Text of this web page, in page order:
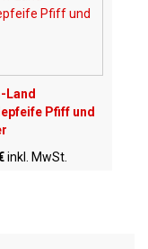
Land
Pfiff und
inkl. MwSt.